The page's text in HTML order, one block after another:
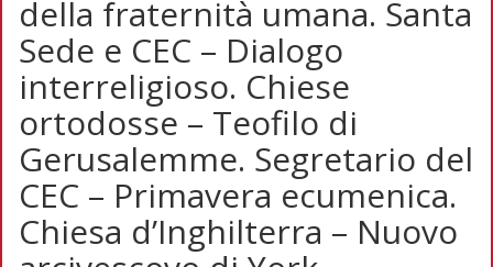
della fraternità umana. Santa
Sede e CEC – Dialogo
interreligioso. Chiese
ortodosse – Teofilo di
Gerusalemme. Segretario del
CEC – Primavera ecumenica.
Chiesa d’Inghilterra – Nuovo